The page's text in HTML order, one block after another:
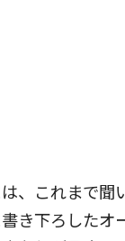
、これまで聞
き下ろしたオ